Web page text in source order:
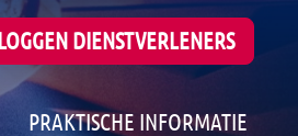
DIENSTVERLENERS
PRAKTISCHE INFORMATIE